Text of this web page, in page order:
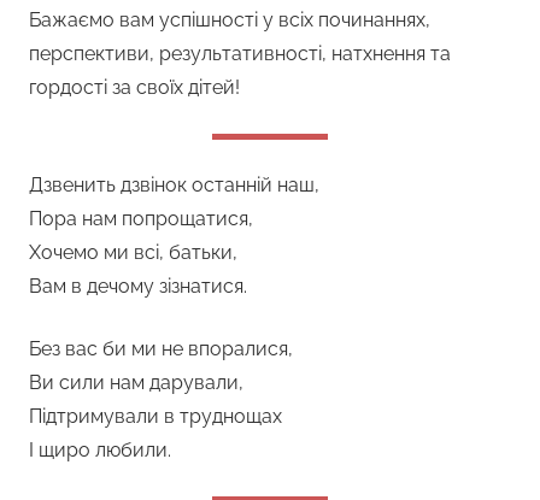
Бажаємо вам успішності у всіх починаннях,
перспективи, результативності, натхнення та
гордості за своїх дітей!
Дзвенить дзвінок останній наш,
Пора нам попрощатися,
Хочемо ми всі, батьки,
Вам в дечому зізнатися.
Без вас би ми не впоралися,
Ви сили нам дарували,
Підтримували в труднощах
І щиро любили.